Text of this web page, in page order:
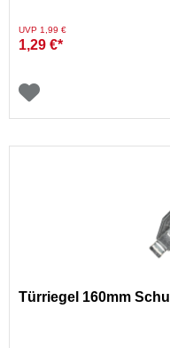
Preis reduziert von
UVP 1,99 €auf
1,29 €*
Türriegel 160mm